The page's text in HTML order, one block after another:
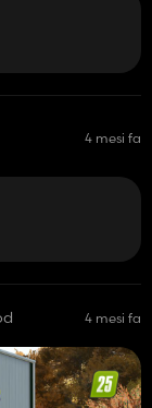
4 mesi fa
4 mesi fa